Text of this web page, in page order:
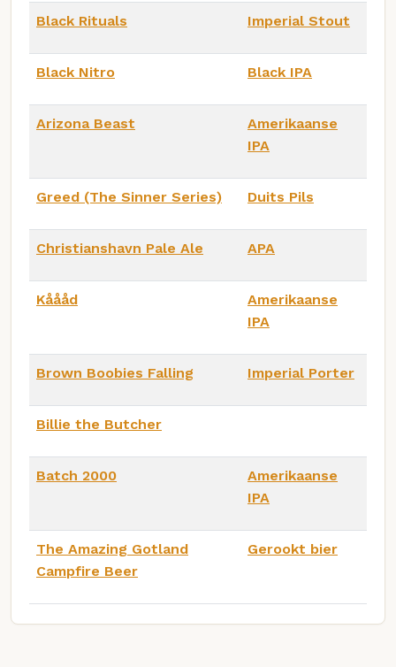
Black Rituals Imperial Stout
Black Nitro Black IPA
Arizona Beast
Amerikaanse
IPA
Greed (The Sinner Series) Duits Pils
Christianshavn Pale Ale APA
Kåååd
Amerikaanse
IPA
Brown Boobies Falling Imperial Porter
Billie the Butcher
Batch 2000
Amerikaanse
IPA
The Amazing Gotland
Campfire Beer
Gerookt bier